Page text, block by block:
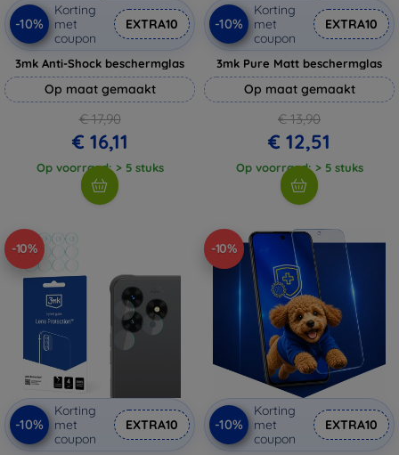
-10%
Korting
met
coupon
EXTRA10
3mk Anti-Shock beschermglas
Op maat gemaakt
€ 17,90
€ 16,11
Op voorraad: > 5 stuks
-10%
Korting
met
coupon
EXTRA10
3mk Pure Matt beschermglas
Op maat gemaakt
€ 13,90
€ 12,51
Op voorraad: > 5 stuks
-10%
-10%
Korting
met
coupon
EXTRA10
-10%
-10%
Korting
met
coupon
EXTRA10